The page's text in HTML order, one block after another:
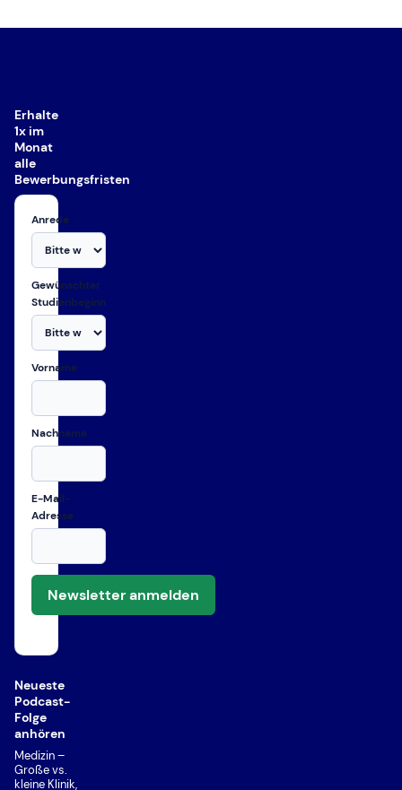
Erhalte
1x im
Monat
alle
Bewerbungsfristen
Anrede
Gewünschter
Studienbeginn
Vorname
Nachname
E-Mail-
Adresse
Newsletter anmelden
Neueste
Podcast-
Folge
anhören
Medizin –
Große vs.
kleine Klinik,